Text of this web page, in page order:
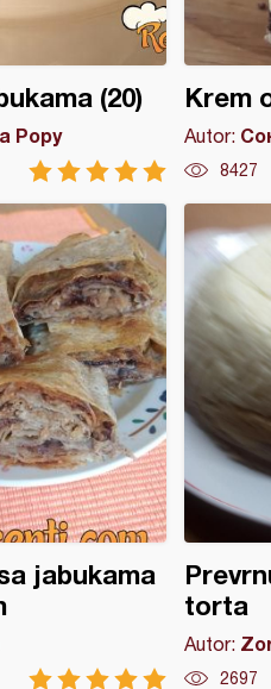
(20)
Popy
Krem
Autor:
8427
jabukama
torta
Autor:
2697